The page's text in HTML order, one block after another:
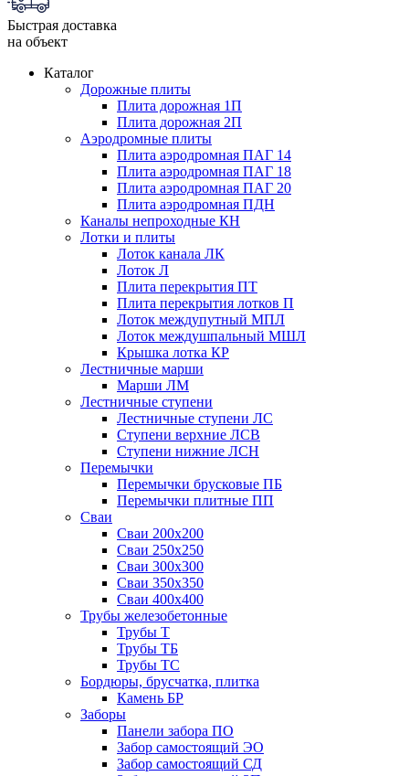
Быстрая доставка
на объект
Каталог
Дорожные плиты
Плита дорожная 1П
Плита дорожная 2П
Аэродромные плиты
Плита аэродромная ПАГ 14
Плита аэродромная ПАГ 18
Плита аэродромная ПАГ 20
Плита аэродромная ПДН
Каналы непроходные КН
Лотки и плиты
Лоток канала ЛК
Лоток Л
Плита перекрытия ПТ
Плита перекрытия лотков П
Лоток междупутный МПЛ
Лоток междушпальный МШЛ
Крышка лотка КР
Лестничные марши
Марши ЛМ
Лестничные ступени
Лестничные ступени ЛС
Ступени верхние ЛСВ
Ступени нижние ЛСН
Перемычки
Перемычки брусковые ПБ
Перемычки плитные ПП
Сваи
Сваи 200х200
Сваи 250х250
Сваи 300х300
Сваи 350х350
Сваи 400х400
Трубы железобетонные
Трубы Т
Трубы ТБ
Трубы ТС
Бордюры, брусчатка, плитка
Камень БР
Заборы
Панели забора ПО
Забор самостоящий ЭО
Забор самостоящий СД